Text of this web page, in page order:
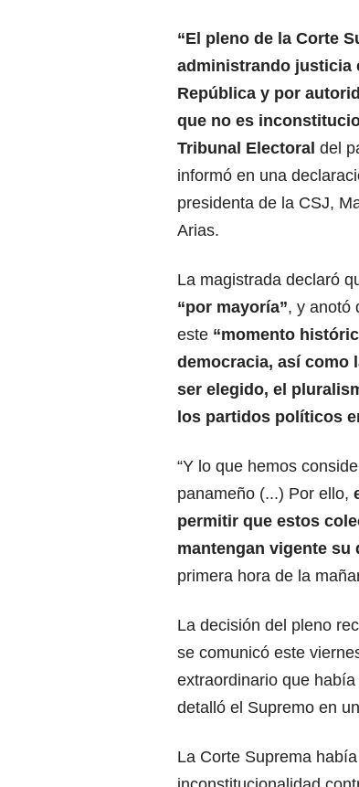
“El pleno de la Corte
administrando justicia
República y por
que no es
Tribunal Electoral del
informó en una
presidenta de la CSJ,
Arias.
La magistrada declaró
“por mayoría”, y anotó
este “momento
democracia, así como
ser elegido, el
los partidos políticos
“Y lo que hemos
panameño (...) Por ello,
permitir que estos
mantengan vigente su
primera hora de la
La decisión del pleno
se comunicó este
extraordinario que
detalló el Supremo en
La Corte Suprema